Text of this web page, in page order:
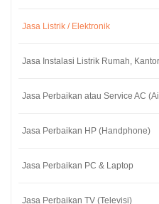
Jasa Listrik / Elektronik
Jasa Instalasi Listrik Rumah,
Jasa Perbaikan atau Service AC
Jasa Perbaikan HP (Handphone)
Jasa Perbaikan PC & Laptop
Jasa Perbaikan TV (Televisi)